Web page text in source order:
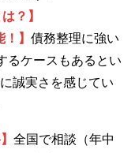
？】
】 債務整理に強い
るケースもあるとい
誠実さを感じてい
全国で相談（年中